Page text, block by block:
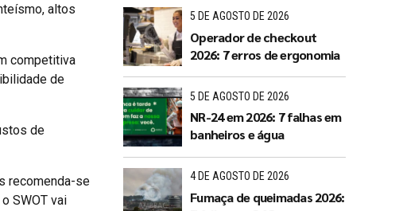
altos
competitiva
de
de
recomenda-se
SWOT vai
5 DE AGOSTO DE 2026
Operador de checkout
2026: 7 erros de ergonomia
5 DE AGOSTO DE 2026
NR-24 em 2026: 7 falhas em
banheiros e água
4 DE AGOSTO DE 2026
Fumaça de queimadas 2026: